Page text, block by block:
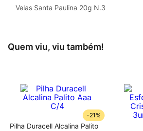
Velas Santa Paulina 20g N.3
Quem viu, viu também!
-21%
Pilha Duracell Alcalina Palito